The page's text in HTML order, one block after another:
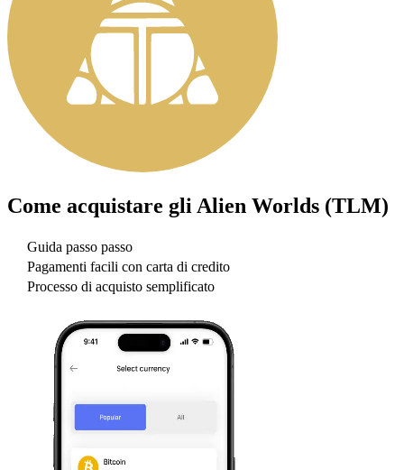
Come acquistare gli Alien Worlds (TLM)
Guida passo passo
Pagamenti facili con carta di credito
Processo di acquisto semplificato